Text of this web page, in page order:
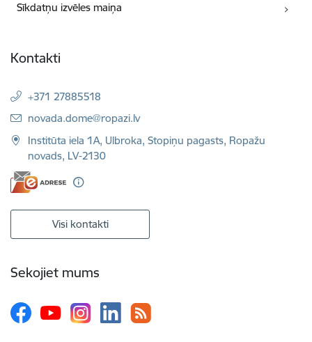
Sīkdatņu izvēles maiņa
Kontakti
+371 27885518
E-pasts:
novada.dome@ropazi.lv
Institūta iela 1A, Ulbroka, Stopiņu pagasts, Ropažu
novads, LV-2130
Visi kontakti
Sekojiet mums